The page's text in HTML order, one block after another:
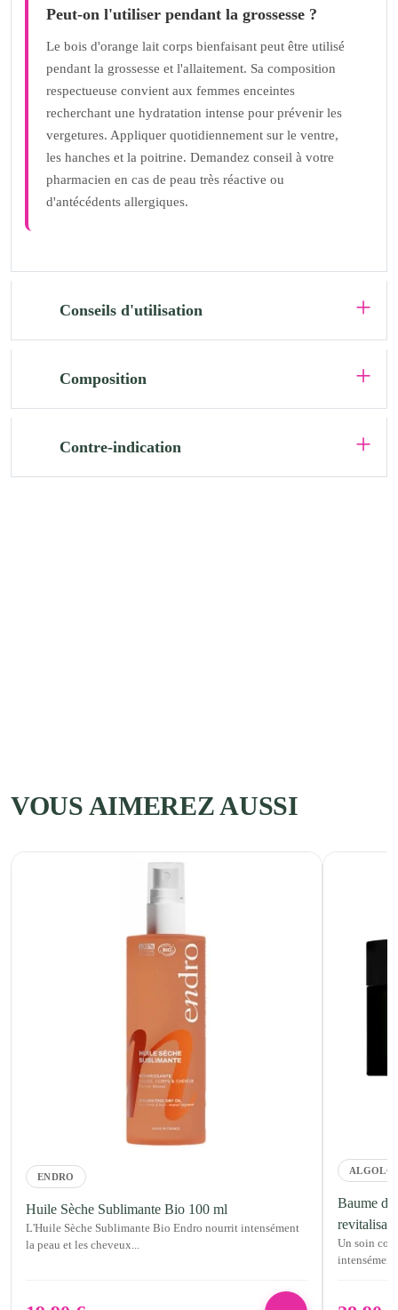
Peut-on l'utiliser pendant la grossesse ?
Le bois d'orange lait corps bienfaisant peut être utilisé
pendant la grossesse et l'allaitement. Sa composition
respectueuse convient aux femmes enceintes
recherchant une hydratation intense pour prévenir les
vergetures. Appliquer quotidiennement sur le ventre,
les hanches et la poitrine. Demandez conseil à votre
pharmacien en cas de peau très réactive ou
d'antécédents allergiques.
Conseils d'utilisation
Composition
Contre-indication
VOUS AIMEREZ AUSSI
ENDRO
Huile Sèche Sublimante Bio 100 ml
L'Huile Sèche Sublimante Bio Endro nourrit intensément
la peau et les cheveux...
Baume
Un soin